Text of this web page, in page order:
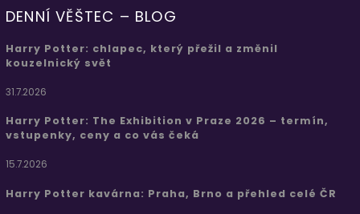
DENNÍ VĚŠTEC – BLOG
Harry Potter: chlapec, který přežil a změnil
kouzelnický svět
31.7.2026
Harry Potter: The Exhibition v Praze 2026 – termín,
vstupenky, ceny a co vás čeká
15.7.2026
Harry Potter kavárna: Praha, Brno a přehled celé ČR